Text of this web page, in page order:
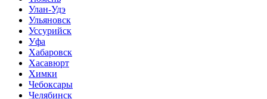
Улан-Удэ
Ульяновск
Уссурийск
Уфа
Хабаровск
Хасавюрт
Химки
Чебоксары
Челябинск